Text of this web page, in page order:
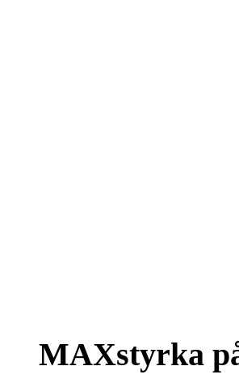
MAXstyrka